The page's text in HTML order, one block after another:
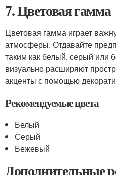
7. Цветовая гамма
Цветовая гамма играет
атмосферы. Отдавайте
таким как белый, серый или
визуально расширяют
акценты с помощью
Рекомендуемые цвета
Белый
Серый
Бежевый
Дополнительные